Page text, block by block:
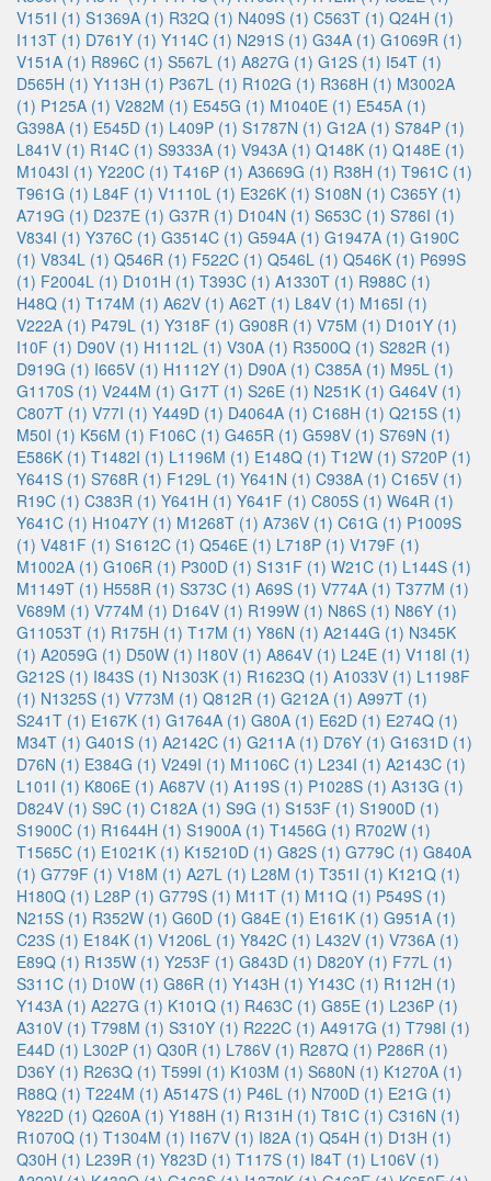
V151I (1) S1369A (1) R32Q (1) N409S (1) C563T (1) Q24H (1)
I113T (1) D761Y (1) Y114C (1) N291S (1) G34A (1) G1069R (1)
V151A (1) R896C (1) S567L (1) A827G (1) G12S (1) I54T (1)
D565H (1) Y113H (1) P367L (1) R102G (1) R368H (1) M3002A
(1) P125A (1) V282M (1) E545G (1) M1040E (1) E545A (1)
G398A (1) E545D (1) L409P (1) S1787N (1) G12A (1) S784P (1)
L841V (1) R14C (1) S9333A (1) V943A (1) Q148K (1) Q148E (1)
M1043I (1) Y220C (1) T416P (1) A3669G (1) R38H (1) T961C (1)
T961G (1) L84F (1) V1110L (1) E326K (1) S108N (1) C365Y (1)
A719G (1) D237E (1) G37R (1) D104N (1) S653C (1) S786I (1)
V834I (1) Y376C (1) G3514C (1) G594A (1) G1947A (1) G190C
(1) V834L (1) Q546R (1) F522C (1) Q546L (1) Q546K (1) P699S
(1) F2004L (1) D101H (1) T393C (1) A1330T (1) R988C (1)
H48Q (1) T174M (1) A62V (1) A62T (1) L84V (1) M165I (1)
V222A (1) P479L (1) Y318F (1) G908R (1) V75M (1) D101Y (1)
I10F (1) D90V (1) H1112L (1) V30A (1) R3500Q (1) S282R (1)
D919G (1) I665V (1) H1112Y (1) D90A (1) C385A (1) M95L (1)
G1170S (1) V244M (1) G17T (1) S26E (1) N251K (1) G464V (1)
C807T (1) V77I (1) Y449D (1) D4064A (1) C168H (1) Q215S (1)
M50I (1) K56M (1) F106C (1) G465R (1) G598V (1) S769N (1)
E586K (1) T1482I (1) L1196M (1) E148Q (1) T12W (1) S720P (1)
Y641S (1) S768R (1) F129L (1) Y641N (1) C938A (1) C165V (1)
R19C (1) C383R (1) Y641H (1) Y641F (1) C805S (1) W64R (1)
Y641C (1) H1047Y (1) M1268T (1) A736V (1) C61G (1) P1009S
(1) V481F (1) S1612C (1) Q546E (1) L718P (1) V179F (1)
M1002A (1) G106R (1) P300D (1) S131F (1) W21C (1) L144S (1)
M1149T (1) H558R (1) S373C (1) A69S (1) V774A (1) T377M (1)
V689M (1) V774M (1) D164V (1) R199W (1) N86S (1) N86Y (1)
G11053T (1) R175H (1) T17M (1) Y86N (1) A2144G (1) N345K
(1) A2059G (1) D50W (1) I180V (1) A864V (1) L24E (1) V118I (1)
G212S (1) I843S (1) N1303K (1) R1623Q (1) A1033V (1) L1198F
(1) N1325S (1) V773M (1) Q812R (1) G212A (1) A997T (1)
S241T (1) E167K (1) G1764A (1) G80A (1) E62D (1) E274Q (1)
M34T (1) G401S (1) A2142C (1) G211A (1) D76Y (1) G1631D (1)
D76N (1) E384G (1) V249I (1) M1106C (1) L234I (1) A2143C (1)
L101I (1) K806E (1) A687V (1) A119S (1) P1028S (1) A313G (1)
D824V (1) S9C (1) C182A (1) S9G (1) S153F (1) S1900D (1)
S1900C (1) R1644H (1) S1900A (1) T1456G (1) R702W (1)
T1565C (1) E1021K (1) K15210D (1) G82S (1) G779C (1) G840A
(1) G779F (1) V18M (1) A27L (1) L28M (1) T351I (1) K121Q (1)
H180Q (1) L28P (1) G779S (1) M11T (1) M11Q (1) P549S (1)
N215S (1) R352W (1) G60D (1) G84E (1) E161K (1) G951A (1)
C23S (1) E184K (1) V1206L (1) Y842C (1) L432V (1) V736A (1)
E89Q (1) R135W (1) Y253F (1) G843D (1) D820Y (1) F77L (1)
S311C (1) D10W (1) G86R (1) Y143H (1) Y143C (1) R112H (1)
Y143A (1) A227G (1) K101Q (1) R463C (1) G85E (1) L236P (1)
A310V (1) T798M (1) S310Y (1) R222C (1) A4917G (1) T798I (1)
E44D (1) L302P (1) Q30R (1) L786V (1) R287Q (1) P286R (1)
D36Y (1) R263Q (1) T599I (1) K103M (1) S680N (1) K1270A (1)
R88Q (1) T224M (1) A5147S (1) P46L (1) N700D (1) E21G (1)
Y822D (1) Q260A (1) Y188H (1) R131H (1) T81C (1) C316N (1)
R1070Q (1) T1304M (1) I167V (1) I82A (1) Q54H (1) D13H (1)
Q30H (1) L239R (1) Y823D (1) T117S (1) I84T (1) L106V (1)